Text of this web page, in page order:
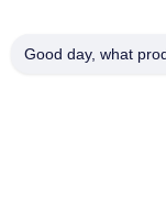
La Q ha
Good day, what